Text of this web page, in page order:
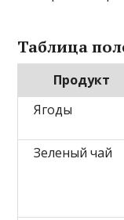
Таблица
Продукт
Ягоды
Зеленый чай